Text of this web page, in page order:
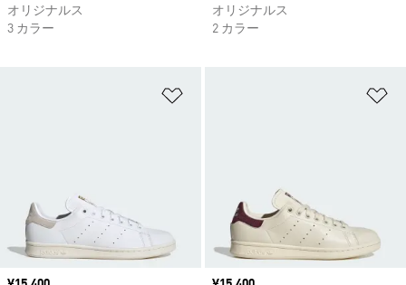
オリジナルス
3 カラー
オリジナルス
2 カラー